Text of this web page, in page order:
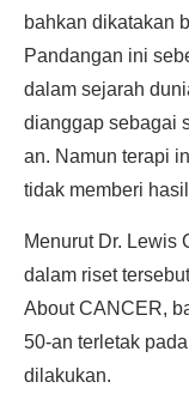
bahkan dikatakan
Pandangan ini
dalam sejarah
dianggap sebagai
an. Namun terapi
tidak memberi
Menurut Dr. Lewis
dalam riset
About CANCER,
50-an terletak
dilakukan.